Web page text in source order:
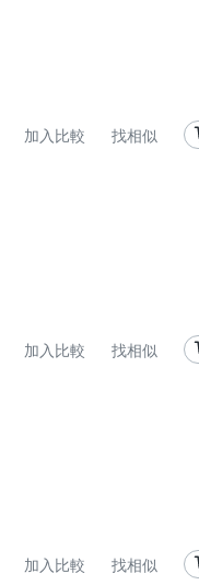
加入比較 找相似
加入比較 找相似
加入比較 找相似